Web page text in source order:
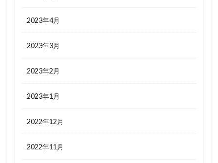
2023年4月
2023年3月
2023年2月
2023年1月
2022年12月
2022年11月